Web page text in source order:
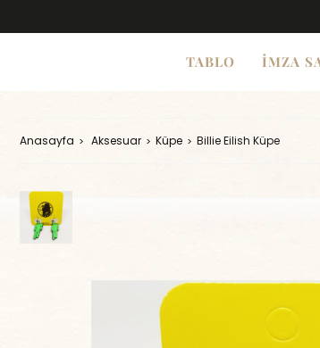
TABLO İMZA
Anasayfa Aksesuar Küpe Billie Eilish Küpe